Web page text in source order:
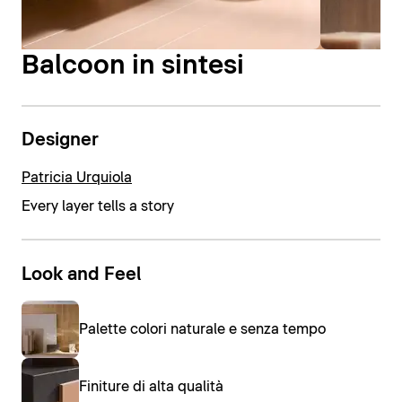
Balcoon in sintesi
Designer
Patricia Urquiola
Every layer tells a story
Look and Feel
Palette colori naturale e senza tempo
Finiture di alta qualità